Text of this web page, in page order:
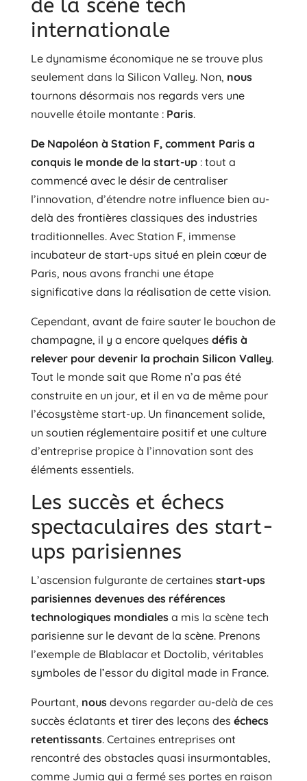
de la scène tech
internationale
Le dynamisme économique ne se trouve plus
seulement dans la Silicon Valley. Non, nous
tournons désormais nos regards vers une
nouvelle étoile montante : Paris.
De Napoléon à Station F, comment Paris a
conquis le monde de la start-up: tout a
commencé avec le désir de centraliser
l’innovation, d’étendre notre influence bien au-
delà des frontières classiques des industries
traditionnelles. Avec Station F, immense
incubateur de start-ups situé en plein cœur de
Paris, nous avons franchi une étape
significative dans la réalisation de cette vision.
Cependant, avant de faire sauter le bouchon de
champagne, il y a encore quelques défis à
relever pour devenir la prochain Silicon Valley.
Tout le monde sait que Rome n’a pas été
construite en un jour, et il en va de même pour
l’écosystème start-up. Un financement solide,
un soutien réglementaire positif et une culture
d’entreprise propice à l’innovation sont des
éléments essentiels.
Les succès et échecs
spectaculaires des start-
ups parisiennes
L’ascension fulgurante de certaines start-ups
parisiennes devenues des références
technologiques mondialesa mis la scène tech
parisienne sur le devant de la scène. Prenons
l’exemple de Blablacar et Doctolib, véritables
symboles de l’essor du digital made in France.
Pourtant, nousdevons regarder au-delà de ces
succès éclatants et tirer des leçons des échecs
retentissants. Certaines entreprises ont
rencontré des obstacles quasi insurmontables,
comme Jumia qui a fermé ses portes en raison